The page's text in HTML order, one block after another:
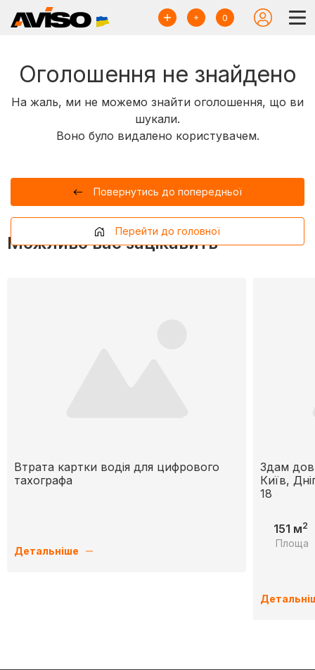
0
Оголошення не знайдено
На жаль, ми не можемо знайти оголошення, що ви
шукали.
Воно було видалено користувачем.
Повернутись до попередньої
Перейти до головної
Можливо вас зацікавить
Втрата картки водія для цифрового
тахографа
Детальніше
Здам
Київ,
18
151 м2
Площа